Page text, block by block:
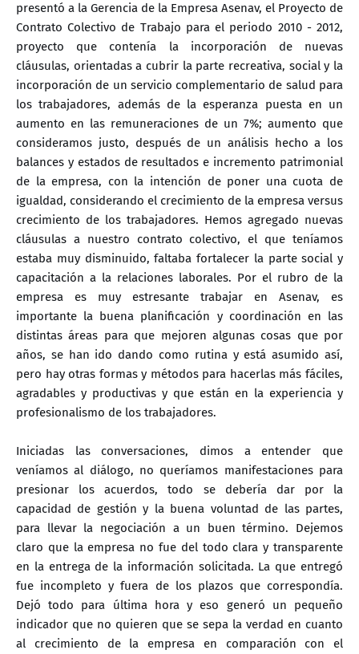
presentó a la Gerencia de la Empresa Asenav, el Proyecto de
Contrato Colectivo de Trabajo para el periodo 2010 - 2012,
proyecto que contenía la incorporación de nuevas
cláusulas, orientadas a cubrir la parte recreativa, social y la
incorporación de un servicio complementario de salud para
los trabajadores, además de la esperanza puesta en un
aumento en las remuneraciones de un 7%; aumento que
consideramos justo, después de un análisis hecho a los
balances y estados de resultados e incremento patrimonial
de la empresa, con la intención de poner una cuota de
igualdad, considerando el crecimiento de la empresa versus
crecimiento de los trabajadores. Hemos agregado nuevas
cláusulas a nuestro contrato colectivo, el que teníamos
estaba muy disminuido, faltaba fortalecer la parte social y
capacitación a la relaciones laborales. Por el rubro de la
empresa es muy estresante trabajar en Asenav, es
importante la buena planificación y coordinación en las
distintas áreas para que mejoren algunas cosas que por
años, se han ido dando como rutina y está asumido así,
pero hay otras formas y métodos para hacerlas más fáciles,
agradables y productivas y que están en la experiencia y
profesionalismo de los trabajadores.
Iniciadas las conversaciones, dimos a entender que
veníamos al diálogo, no queríamos manifestaciones para
presionar los acuerdos, todo se debería dar por la
capacidad de gestión y la buena voluntad de las partes,
para llevar la negociación a un buen término. Dejemos
claro que la empresa no fue del todo clara y transparente
en la entrega de la información solicitada. La que entregó
fue incompleto y fuera de los plazos que correspondía.
Dejó todo para última hora y eso generó un pequeño
indicador que no quieren que se sepa la verdad en cuanto
al crecimiento de la empresa en comparación con el